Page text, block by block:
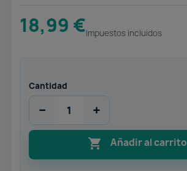
18,99 €Impuestos incluidos
Cantidad
− +
 Añadir al carrito